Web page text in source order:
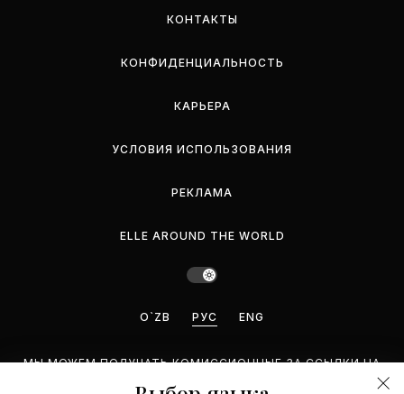
КОНТАКТЫ
КОНФИДЕНЦИАЛЬНОСТЬ
КАРЬЕРА
УСЛОВИЯ ИСПОЛЬЗОВАНИЯ
РЕКЛАМА
ELLE AROUND THE WORLD
O`ZB РУС ENG
МЫ МОЖЕМ ПОЛУЧАТЬ КОМИССИОННЫЕ ЗА ССЫЛКИ НА